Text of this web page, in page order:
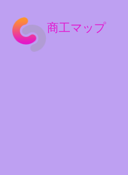
商工マップ